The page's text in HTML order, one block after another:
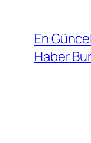
En
Haber